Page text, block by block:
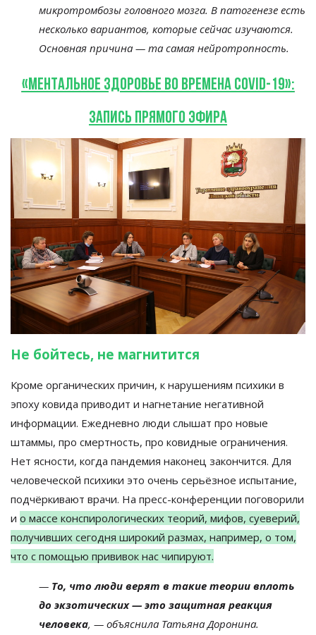
микротромбозы головного мозга. В патогенезе есть
несколько вариантов, которые сейчас изучаются.
Основная причина — та самая нейротропность.
«Ментальное здоровье во времена COVID-19»:
запись прямого эфира
Не бойтесь, не магнитится
Кроме органических причин, к нарушениям психики в
эпоху ковида приводит и нагнетание негативной
информации. Ежедневно люди слышат про новые
штаммы, про смертность, про ковидные ограничения.
Нет ясности, когда пандемия наконец закончится. Для
человеческой психики это очень серьёзное испытание,
подчёркивают врачи. На пресс-конференции поговорили
и о массе конспирологических теорий, мифов, суеверий,
получивших сегодня широкий размах, например, о том,
что с помощью прививок нас чипируют.
— То, что люди верят в такие теории вплоть
до экзотических — это защитная реакция
человека, — объяснила Татьяна Доронина.